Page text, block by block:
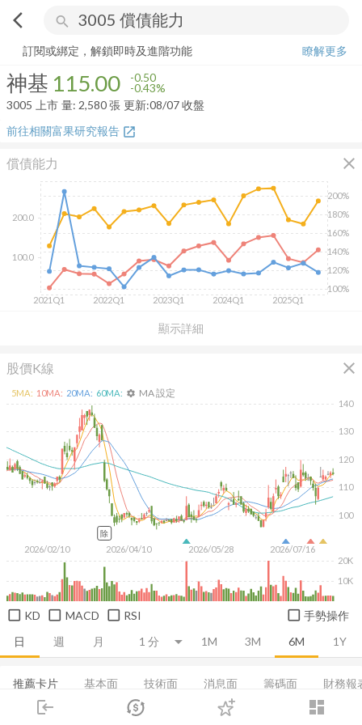
arrow_back_ios search
login dashboard
市場 登入
神基 115.00 -0.43%
訂閱或綁定，解鎖即時及進階功能
瞭解更多
神基 115.00 -0.50
-0.43%
3005
上市 量: 2,580張 更新:08/07 收盤
前往相關富果研究報告 open_in_new
償債能力 close
顯示詳細
2021Q1 2022Q1 2023Q1 2024Q1 2025Q1
100%
120%
140%
160%
180%
200%
100.0
200.0
股價K線 close
日 週 月 1M 3M 6M 1Y
2026/02/10 2026/04/10 2026/05/28 2026/07/16
100
110
120
130
140
10K
20K
5MA: 10MA: 20MA: 60MA: settings MA 設定
除
KD MACD RSI 手勢操作
推薦卡片 基本面 技術面 消息面 籌碼面 財務報
融資融券 基本概況